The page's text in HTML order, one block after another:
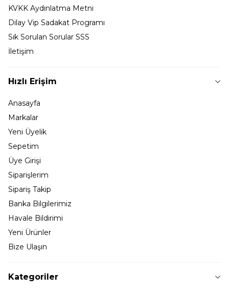
KVKK Aydınlatma Metni
Dilay Vip Sadakat Programı
Sık Sorulan Sorular SSS
İletişim
Hızlı Erişim
Anasayfa
Markalar
Yeni Üyelik
Sepetim
Üye Girişi
Siparişlerim
Sipariş Takip
Banka Bilgilerimiz
Havale Bildirimi
Yeni Ürünler
Bize Ulaşın
Kategoriler